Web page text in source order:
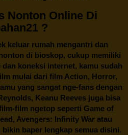
Nonton Online Di
?
keluar rumah mengantri dan
di bioskop, cukup memiliki
koneksi internet, kamu sudah
mulai dari film Action, Horror,
yang sangat nge-fans dengan
Keanu Reeves juga bisa
film ngetop seperti Game of
Avengers: Infinity War atau
baper lengkap semua disini.